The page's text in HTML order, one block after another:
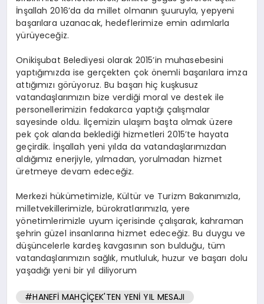
İnşallah 2016’da da millet olmanın şuuruyla, yepyeni
başarılara uzanacak, hedeflerimize emin adımlarla
yürüyeceğiz.
Onikişubat Belediyesi olarak 2015’in muhasebesini
yaptığımızda ise gerçekten çok önemli başarılara imza
attığımızı görüyoruz. Bu başarı hiç kuşkusuz
vatandaşlarımızın bize verdiği moral ve destek ile
personellerimizin fedakarca yaptığı çalışmalar
sayesinde oldu. İlçemizin ulaşım başta olmak üzere
pek çok alanda beklediği hizmetleri 2015’te hayata
geçirdik. İnşallah yeni yılda da vatandaşlarımızdan
aldığımız enerjiyle, yılmadan, yorulmadan hizmet
üretmeye devam edeceğiz.
Merkezi hükümetimizle, Kültür ve Turizm Bakanımızla,
milletvekillerimizle, bürokratlarımızla, yere
yönetimlerimizle uyum içerisinde çalışarak, kahraman
şehrin güzel insanlarına hizmet edeceğiz. Bu duygu ve
düşüncelerle kardeş kavgasının son bulduğu, tüm
vatandaşlarımızın sağlık, mutluluk, huzur ve başarı dolu
yaşadığı yeni bir yıl diliyorum
#HANEFİ MAHÇİÇEK'TEN YENİ YIL MESAJI